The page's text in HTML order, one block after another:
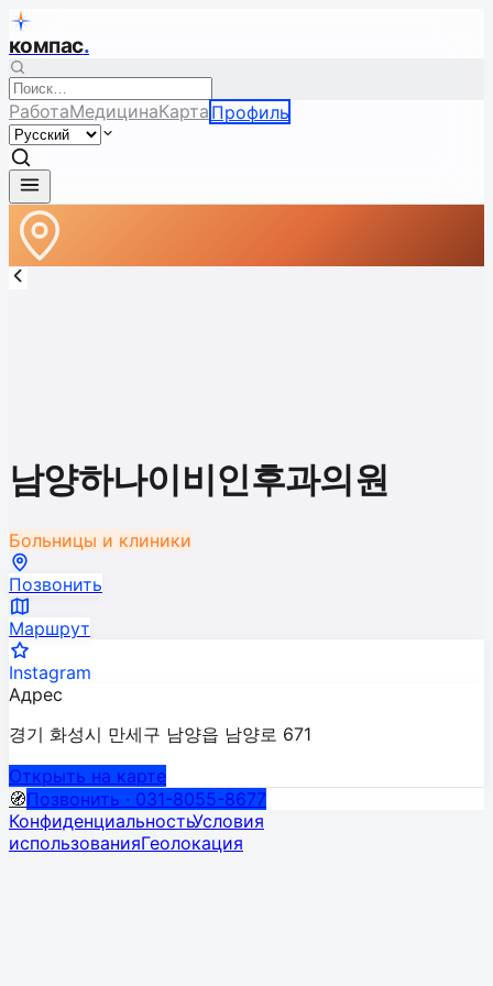
компас.
РаботаМедицинаКарта Профиль
남양하나이비인후과의원
Больницы и клиники
Позвонить
Маршрут
Instagram
Адрес
경기 화성시 만세구 남양읍 남양로 671
Открыть на карте
🧭Позвонить · 031-8055-8677
КонфиденциальностьУсловия
использованияГеолокация